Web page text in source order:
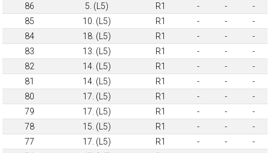
86
5. (L5) R1 - -
-
85
10. (L5) R1 - -
-
84
18. (L5) R1 - -
-
83
13. (L5) R1 - -
-
82
14. (L5) R1 - -
-
81
14. (L5) R1 - -
-
80
17. (L5) R1 - -
-
79
17. (L5) R1 - -
-
78
15. (L5) R1 - -
-
77
17. (L5) R1 - -
-